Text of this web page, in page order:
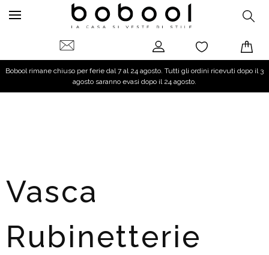
Bobool rimane chiuso per ferie dal 7 al 24 agosto. Tutti gli ordini ricevuti dopo il 3
agosto saranno evasi dopo il 24 agosto.
Vasca
Rubinetterie